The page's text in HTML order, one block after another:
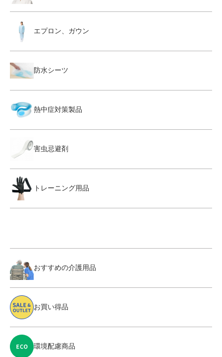
エプロン、ガウン
防水シーツ
熱中症対策製品
害虫忌避剤
トレーニング用品
おすすめの介護用品
お買い得品
環境配慮商品